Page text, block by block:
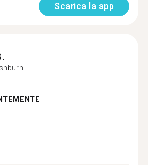
Scarica la app